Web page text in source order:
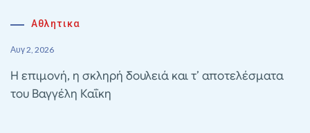
Αθλητικα
Αυγ 2, 2026
Η επιμονή, η σκληρή δουλειά και τ’ αποτελέσματα
του Βαγγέλη Καΐκη